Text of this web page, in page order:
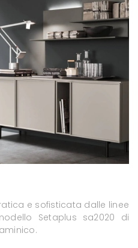
e sofisticata dalle linee
Setaplus sa2020 di